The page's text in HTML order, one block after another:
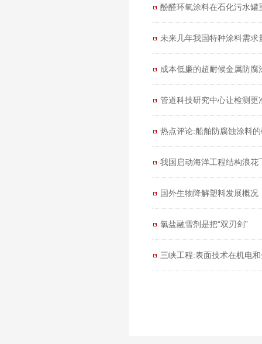
酚醛环氧涂料在石化污水罐
未来几年我国特种涂料需求
成本低廉的超耐候金属防腐
管道科技研究中心让检测更
热点评论:船舶防腐蚀涂料
我国启动海洋工程结构浪
国外生物降解塑料发展概况
氯盐融雪剂是把“双刃剑”
三峡工程:表面技术在机电